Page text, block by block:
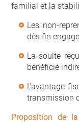
familial et la
Les non-
dès fin
La soulte
bénéficie
L’avantage
transmission
Proposition de